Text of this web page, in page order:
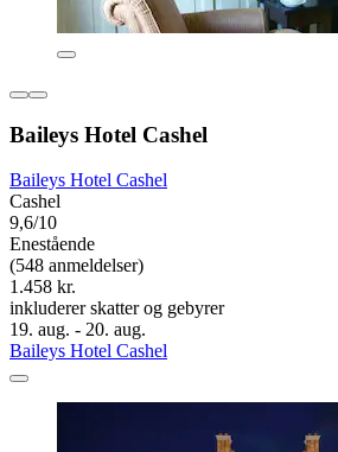
Baileys Hotel Cashel
Baileys Hotel Cashel
Cashel
9,6/10
Enestående
(548 anmeldelser)
1.458 kr.
inkluderer skatter og gebyrer
19. aug. - 20. aug.
Baileys Hotel Cashel